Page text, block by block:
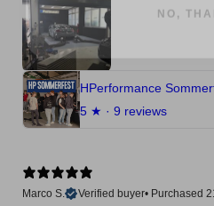
5 ★ · 9 reviews
Marco S.
Verified buyer• Purchased